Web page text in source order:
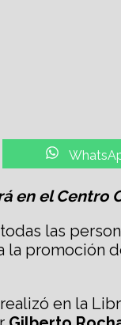
Share
on
en el Centro
las
promoción
en la